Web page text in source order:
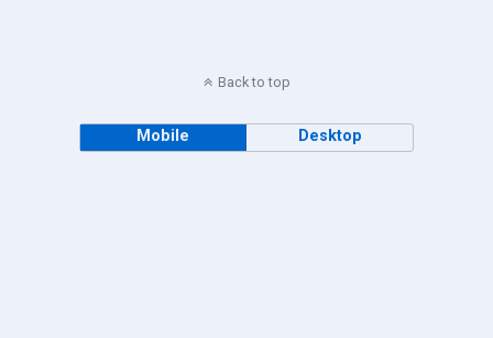
Back to top
Mobile Desktop